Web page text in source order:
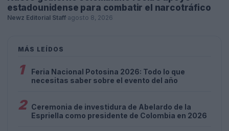
estadounidense para combatir el narcotráfico
Newz Editorial Staff agosto 8, 2026
MÁS LEÍDOS
1
Feria Nacional Potosina 2026: Todo lo que
necesitas saber sobre el evento del año
2 Ceremonia de investidura de Abelardo de la
Espriella como presidente de Colombia en 2026